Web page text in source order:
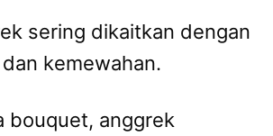
sering dikaitkan dengan
kemewahan.
bouquet, anggrek